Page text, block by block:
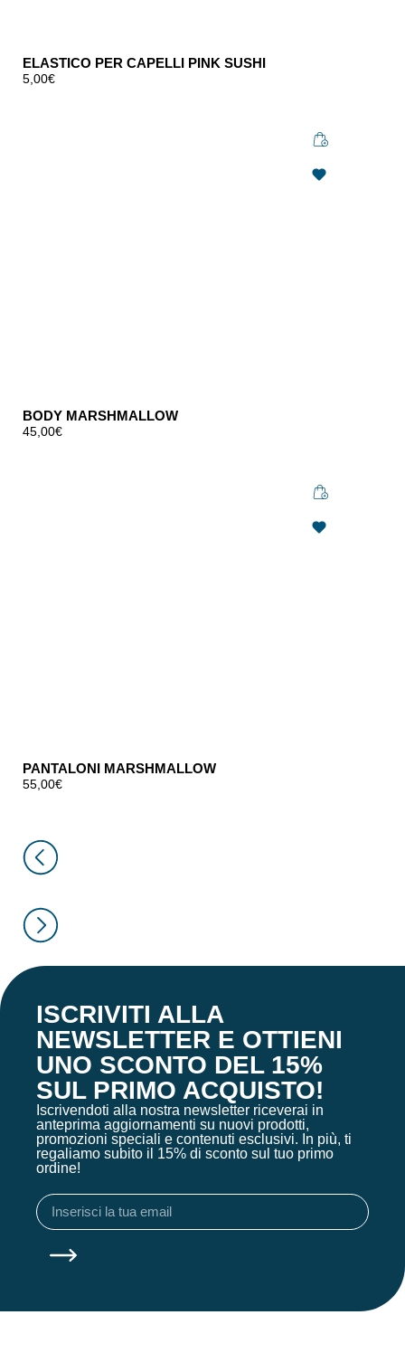
ELASTICO PER CAPELLI PINK SUSHI
5,00€
BODY MARSHMALLOW
45,00€
PANTALONI MARSHMALLOW
55,00€
ISCRIVITI ALLA
NEWSLETTER E OTTIENI
UNO SCONTO DEL 15%
SUL PRIMO ACQUISTO!
Iscrivendoti alla nostra newsletter riceverai in
anteprima aggiornamenti su nuovi prodotti,
promozioni speciali e contenuti esclusivi. In più, ti
regaliamo subito il 15% di sconto sul tuo primo
ordine!